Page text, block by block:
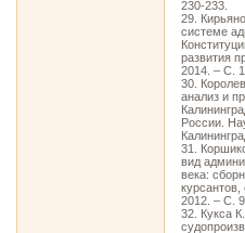
230-233.
29.
системе
развития
2014. – С.
30.
анализ и
России.
31.
вид
века:
курсантов,
2012. – С.
32. Кукса